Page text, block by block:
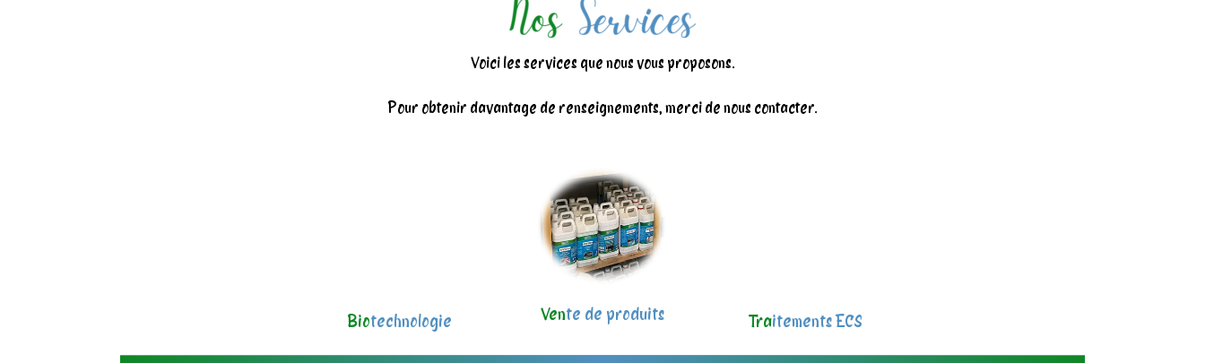
Voici les services que nous vous proposons.
Pour obtenir davantage de renseignements, merci de nous contacter.
Biotechnologie Vente de produits Traitements ECS